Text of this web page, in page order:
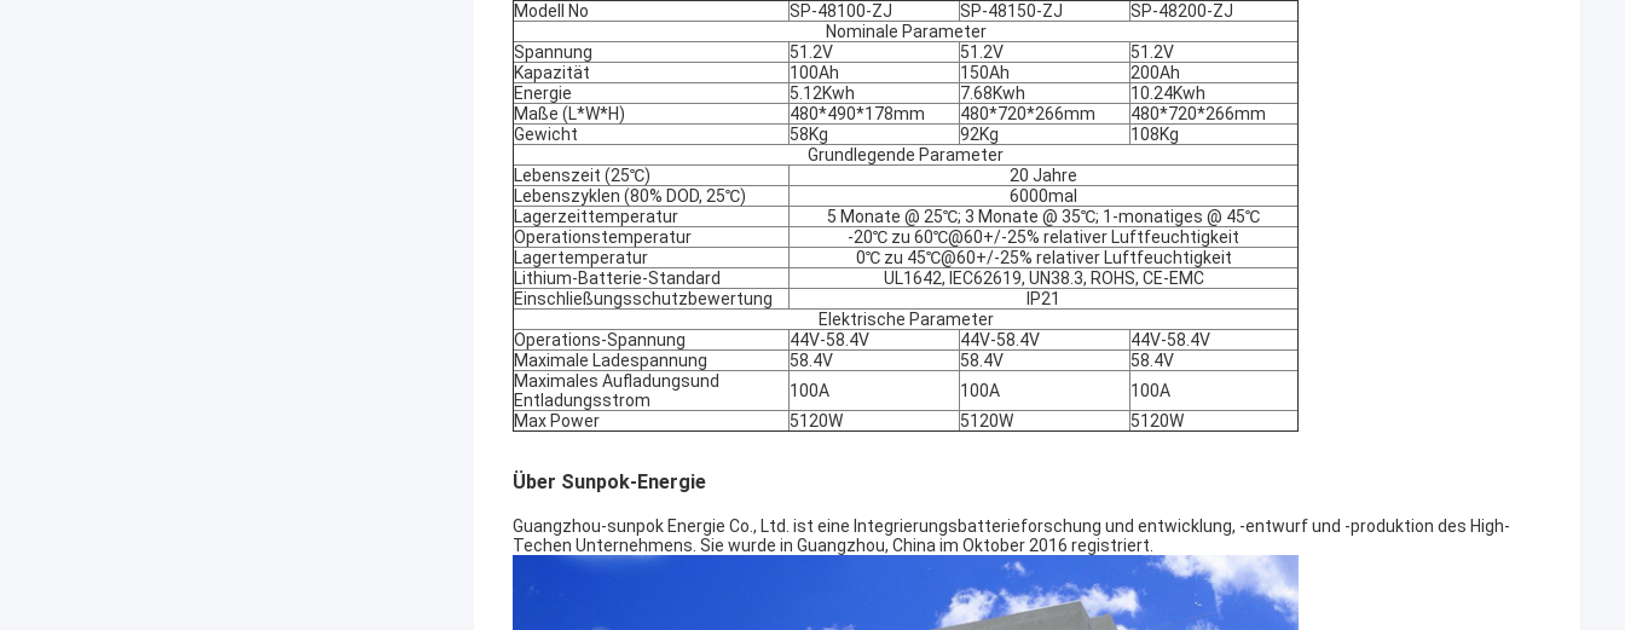
Modell No SP-48100-ZJ SP-48150-ZJ
SP-48200-ZJ
Nominale Parameter
Spannung
51.2V 51.2V
51.2V
Kapazität
100Ah 150Ah
200Ah
Energie
5.12Kwh 7.68Kwh
10.24Kwh
Maße (L*W*H)
480*490*178mm 480*720*266mm
480*720*266mm
Gewicht
58Kg 92Kg
108Kg
Grundlegende Parameter
Lebenszeit (25℃)
20 Jahre
Lebenszyklen (80% DOD, 25℃)
6000mal
Lagerzeittemperatur
5 Monate @ 25℃; 3 Monate @ 35℃; 1-monatiges @ 45℃
Operationstemperatur
-20℃ zu 60℃@60+/-25% relativer Luftfeuchtigkeit
Lagertemperatur
0℃ zu 45℃@60+/-25% relativer Luftfeuchtigkeit
Lithium-Batterie-Standard
UL1642, IEC62619, UN38.3, ROHS, CE-EMC
Einschließungsschutzbewertung
IP21
Elektrische Parameter
Operations-Spannung
44V-58.4V 44V-58.4V
44V-58.4V
Maximale Ladespannung
58.4V 58.4V
58.4V
Maximales Aufladungsund
Entladungsstrom
100A 100A
100A
Max Power
5120W 5120W 5120W
Über Sunpok-Energie
Guangzhou-sunpok Energie Co., Ltd. ist eine Integrierungsbatterieforschung und entwicklung, -entwurf und -produktion des High-
Techen Unternehmens. Sie wurde in Guangzhou, China im Oktober 2016 registriert.